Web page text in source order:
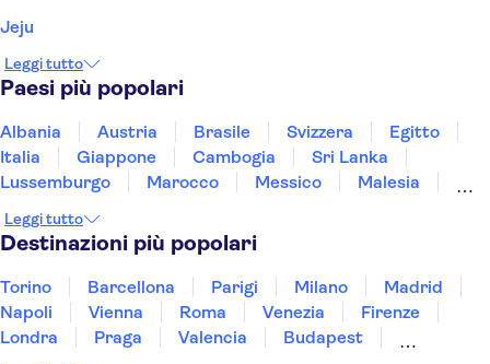
Jeju
Leggi tutto
Paesi più popolari
Albania Austria Brasile Svizzera
Egitto
Italia
Giappone Cambogia
Sri Lanka
Lussemburgo
Marocco Messico
Malesia
Tunisia
Turchia Vietnam
Leggi tutto
Destinazioni più popolari
Torino Barcellona Parigi Milano
Madrid
Napoli
Vienna Roma Venezia
Firenze
Londra
Praga Valencia
Budapest